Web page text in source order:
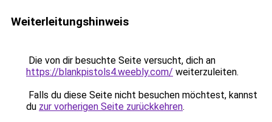
Weiterleitungshinweis
Die von dir besuchte Seite versucht, dich an
https://blankpistols4.weebly.com/ weiterzuleiten.
Falls du diese Seite nicht besuchen möchtest, kannst
du zur vorherigen Seite zurückkehren.